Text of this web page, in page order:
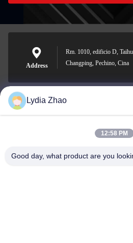
Address
Rm. 1010, edificio D,
Changping, Pechino, Cina
jesingd@vip.sina.com
Lydia Zhao
12:58 PM
Good day, what product are you